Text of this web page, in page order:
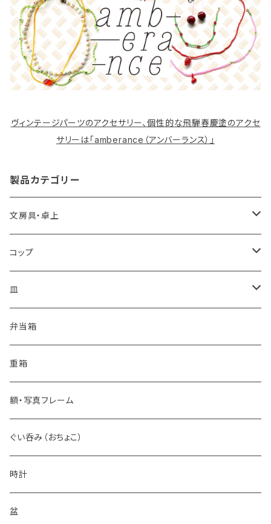
ヴィンテージパーツのアクセサリー、個性的な飛騨春慶塗のアクセ
サリーは「amberance（アンバーランス）」
製品カテゴリー
文房具・卓上
カードケース
箱・文庫
コップ
コーヒーカップ
ワイングラス
カップ
タンブラー
ショットグラス
皿
豆皿
丸皿
花皿
小皿
弁当箱
重箱
額・写真フレーム
ぐい呑み（おちょこ）
時計
盆